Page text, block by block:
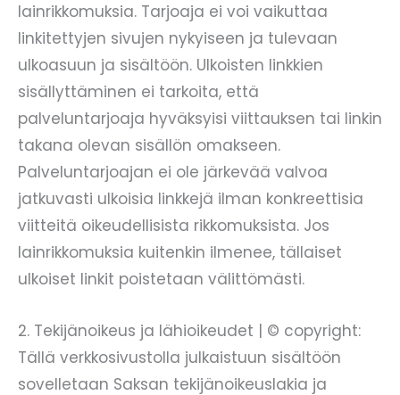
lainrikkomuksia. Tarjoaja ei voi vaikuttaa
linkitettyjen sivujen nykyiseen ja tulevaan
ulkoasuun ja sisältöön. Ulkoisten linkkien
sisällyttäminen ei tarkoita, että
palveluntarjoaja hyväksyisi viittauksen tai linkin
takana olevan sisällön omakseen.
Palveluntarjoajan ei ole järkevää valvoa
jatkuvasti ulkoisia linkkejä ilman konkreettisia
viitteitä oikeudellisista rikkomuksista. Jos
lainrikkomuksia kuitenkin ilmenee, tällaiset
ulkoiset linkit poistetaan välittömästi.
2. Tekijänoikeus ja lähioikeudet | © copyright:
Tällä verkkosivustolla julkaistuun sisältöön
sovelletaan Saksan tekijänoikeuslakia ja